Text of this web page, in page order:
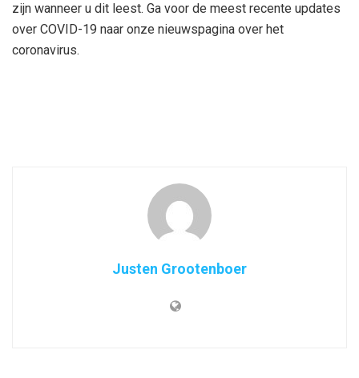
zijn wanneer u dit leest. Ga voor de meest recente updates
over COVID-19 naar onze nieuwspagina over het
coronavirus.
Justen Grootenboer